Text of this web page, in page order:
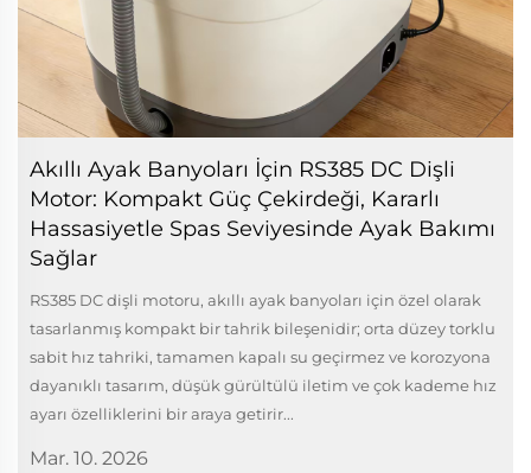
Akıllı Ayak Banyoları İçin RS385 DC Dişli
Motor: Kompakt Güç Çekirdeği, Kararlı
Hassasiyetle Spas Seviyesinde Ayak Bakımı
Sağlar
RS385 DC dişli motoru, akıllı ayak banyoları için özel olarak
tasarlanmış kompakt bir tahrik bileşenidir; orta düzey torklu
sabit hız tahriki, tamamen kapalı su geçirmez ve korozyona
dayanıklı tasarım, düşük gürültülü iletim ve çok kademe hız
ayarı özelliklerini bir araya getirir...
Mar. 10. 2026